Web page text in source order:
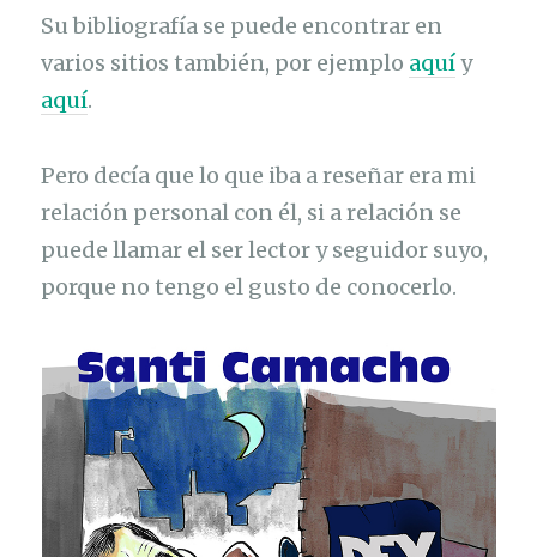
Su bibliografía se puede encontrar en
varios sitios también, por ejemplo aquíy
aquí.
Pero decía que lo que iba a reseñar era mi
relación personal con él, si a relación se
puede llamar el ser lector y seguidor suyo,
porque no tengo el gusto de conocerlo.